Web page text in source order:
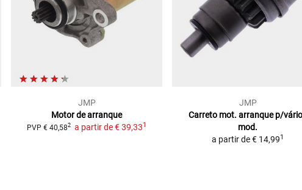
JMP
Motor de arranque
PVP € 40,582 a partir de€ 39,331
JMP
Carreto mot. arranque p/
mod.
a partir de€ 14,991